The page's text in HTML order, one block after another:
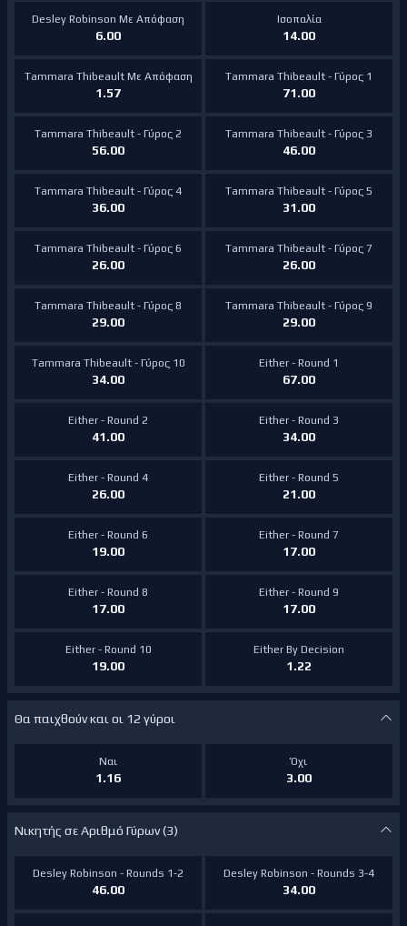
Desley Robinson Με Απόφαση
6.00
Ισοπαλία
14.00
Tammara Thibeault Με Απόφαση
1.57
Tammara Thibeault - Γύρος 1
71.00
Tammara Thibeault - Γύρος 2
56.00
Tammara Thibeault - Γύρος 3
46.00
Tammara Thibeault - Γύρος 4
36.00
Tammara Thibeault - Γύρος 5
31.00
Tammara Thibeault - Γύρος 6
26.00
Tammara Thibeault - Γύρος 7
26.00
Tammara Thibeault - Γύρος 8
29.00
Tammara Thibeault - Γύρος 9
29.00
Tammara Thibeault - Γύρος 10
34.00
Either - Round 1
67.00
Either - Round 2
41.00
Either - Round 3
34.00
Either - Round 4
26.00
Either - Round 5
21.00
Either - Round 6
19.00
Either - Round 7
17.00
Either - Round 8
17.00
Either - Round 9
17.00
Either - Round 10
19.00
Either By Decision
1.22
Θα παιχθούν και οι 12 γύροι
Ναι
1.16
Όχι
3.00
Νικητής σε Αριθμό Γύρων (3)
Desley Robinson - Rounds 1-2
46.00
Desley Robinson - Rounds 3-4
34.00